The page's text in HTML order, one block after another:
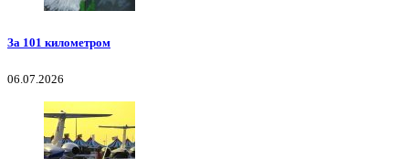
За 101 километром
06.07.2026